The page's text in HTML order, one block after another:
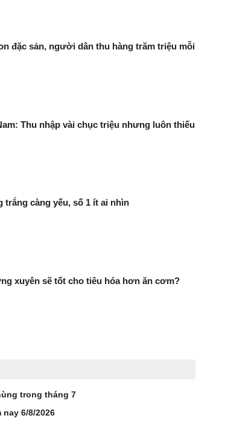
đặc sản, người dân thu hàng trăm triệu mỗi
Thu nhập vài chục triệu nhưng luôn thiếu
càng yếu, số 1 ít ai nhìn
xuyên sẽ tốt cho tiêu hóa hơn ăn cơm?
trong tháng 7
nay 6/8/2026